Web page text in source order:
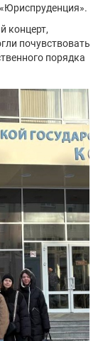
концерт,
почувствовать
порядка